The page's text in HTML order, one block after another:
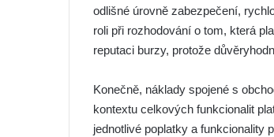
odlišné úrovně zabezpečení,
roli při rozhodování o tom, která
reputaci burzy, protože
Konečně, náklady spojené s
kontextu celkových funkcionalit
jednotlivé poplatky a funkcionality